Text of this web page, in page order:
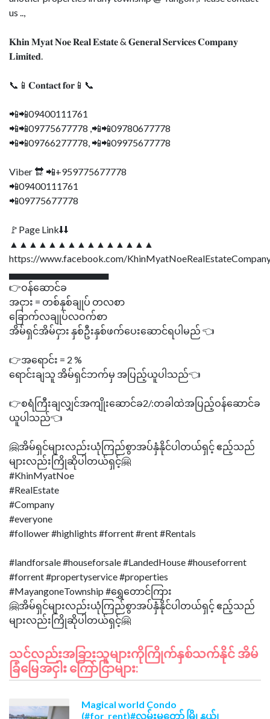
us ..,
𝐊𝐡𝐢𝐧 𝐌𝐲𝐚𝐭 𝐍𝐨𝐞 𝐑𝐞𝐚𝐥 𝐄𝐬𝐭𝐚𝐭𝐞 & 𝐆𝐞𝐧𝐞𝐫𝐚𝐥 𝐒𝐞𝐫𝐯𝐢𝐜𝐞𝐬 𝐂𝐨𝐦𝐩𝐚𝐧𝐲
𝐋𝐢𝐦𝐢𝐭𝐞𝐝.
📞📱𝐂𝐨𝐧𝐭𝐚𝐜𝐭 𝐟𝐨𝐫📱📞
📲📲09400111761
📲📲09775677778 ,📲📲09780677778
📲📲09766277778, 📲📲09975677778
Viber 🔛 📲+959775677778
📲09400111761
📲09775677778
🚩Page Link⬇⬇
▲▲▲▲▲▲▲▲▲▲▲▲▲▲▲
https://www.facebook.com/
▄▄▄▄▄▄▄▄▄▄▄▄▄▄▄
👉ဝန်ဆောင်ခ
အငှား = တစ်နှစ်ချုပ် တလစာ
ခြောက်လချုပ်လဝက်စာ
အိမ်ရှင်အိမ်ငှား နှစ်ဦးနှစ်ဖက်ပေးဆောင်ရပါမည် 👈
👉အရောင်း = 2 %
ရောင်းချသူ အိမ်ရှင်ဘက်မှ အပြည့်ယူပါသည်👈
👉စရံကြီးချလျှင်အကျိုးဆောင်ခ2/:တခါထဲအပြည့်ဝန်ဆောင်ခ
ယူပါသည်👈
🤗အိမ်ရှင်များလည်းယုံကြည်စွာအပ်နှံနိုင်ပါတယ်ရှင့် ဧည့်သည်
များလည်းကြိုဆိုပါတယ်ရှင့်🤗
#KhinMyatNoe
#RealEstate
#Company
#everyone
#follower #highlights #forrent #rent #Rentals
#landforsale #houseforsale #LandedHouse #houseforrent
#forrent #propertyservice #properties
#MayangoneTownship #ရွှေတောင်ကြား
🤗အိမ်ရှင်များလည်းယုံကြည်စွာအပ်နှံနိုင်ပါတယ်ရှင့် ဧည့်သည်
သင်လည်းအခြားသူများကိုကြိုက်နှစ်သက်နိုင် အိမ်
ခြံမြေအငှါး ကြော်ငြာများ:
Magical world Condo
(#for_rent)#လမ်းမတော် မြို့နယ်၊